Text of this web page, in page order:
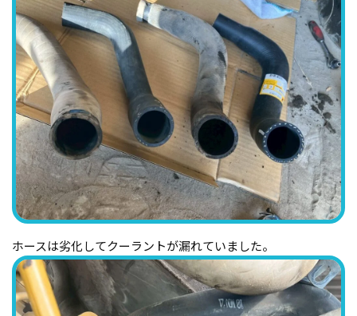
ホースは劣化してクーラントが漏れていました。